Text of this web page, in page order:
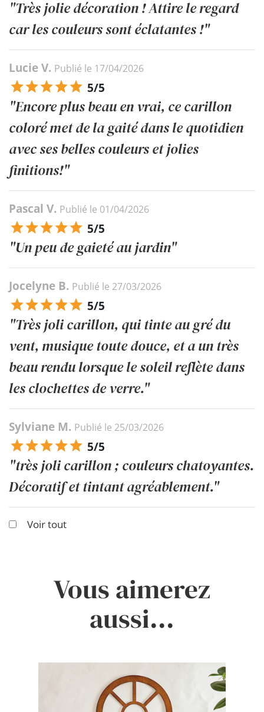
"Très jolie décoration ! Attire le regard
car les couleurs sont éclatantes !"
Lucie V. Publié le 17/04/2026
5/5
"Encore plus beau en vrai, ce carillon
coloré met de la gaité dans le quotidien
avec ses belles couleurs et jolies
finitions!"
Pascal V. Publié le 01/04/2026
5/5
"Un peu de gaieté au jardin"
Jocelyne B. Publié le 27/03/2026
5/5
"Très joli carillon, qui tinte au gré du
vent, musique toute douce, et a un très
beau rendu lorsque le soleil reflète dans
les clochettes de verre."
Sylviane M. Publié le 25/03/2026
5/5
"très joli carillon ; couleurs chatoyantes.
Décoratif et tintant agréablement."
Voir tout
Vous aimerez
aussi...